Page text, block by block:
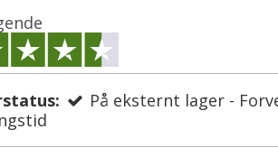
På eksternt lager -